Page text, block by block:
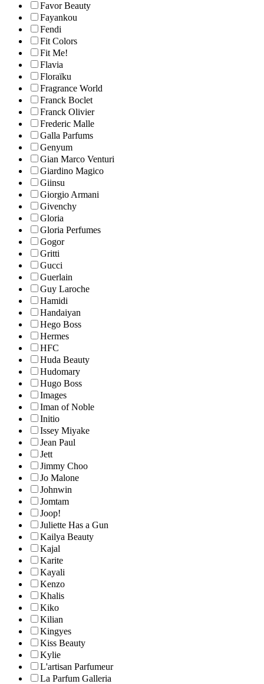
Favor Beauty
Fayankou
Fendi
Fit Colors
Fit Me!
Flavia
Floraïku
Fragrance World
Franck Boclet
Franck Olivier
Frederic Malle
Galla Parfums
Genyum
Gian Marco Venturi
Giardino Magico
Giinsu
Giorgio Armani
Givenchy
Gloria
Gloria Perfumes
Gogor
Gritti
Gucci
Guerlain
Guy Laroche
Hamidi
Handaiyan
Hego Boss
Hermes
HFC
Huda Beauty
Hudomary
Hugo Boss
Images
Iman of Noble
Initio
Issey Miyake
Jean Paul
Jett
Jimmy Choo
Jo Malone
Johnwin
Jomtam
Joop!
Juliette Has a Gun
Kailya Beauty
Kajal
Karite
Kayali
Kenzo
Khalis
Kiko
Kilian
Kingyes
Kiss Beauty
Kylie
L'artisan Parfumeur
La Parfum Galleria